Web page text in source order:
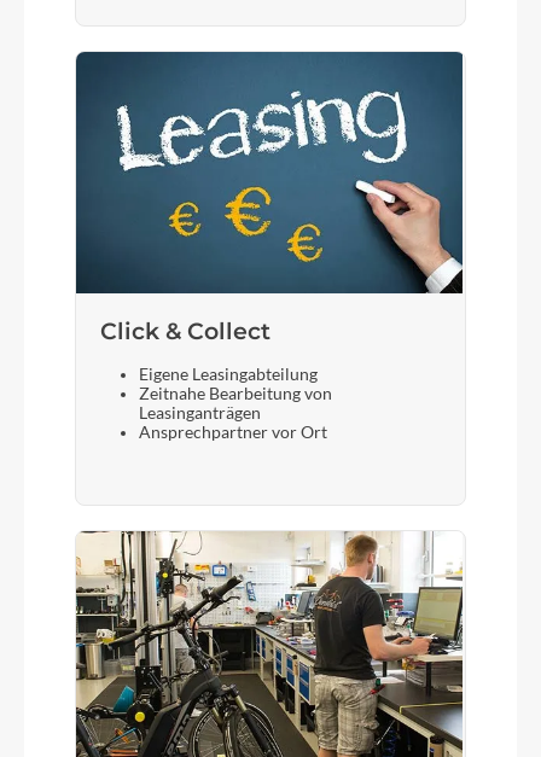
Click & Collect
Eigene Leasingabteilung
Zeitnahe Bearbeitung von
Leasinganträgen
Ansprechpartner vor Ort